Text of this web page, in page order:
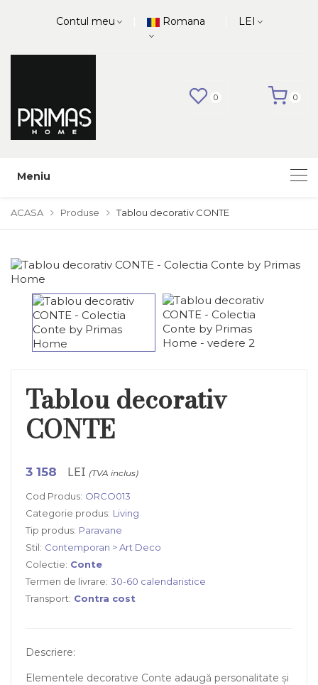
Contul meu Romana LEI
0 0
Meniu
ACASA Produse Tablou decorativ CONTE
Tablou decorativ
CONTE
3 158 LEI (TVA inclus)
Cod Produs: ORCO013
Categorie produs: Living
Tip produs: Paravane
Stil: Contemporan > Art Deco
Colectie: Conte
Termen de livrare: 30-60 calendaristice
Transport: Contra cost
Descriere:
Elementele decorative Conte adaugă personalitate și